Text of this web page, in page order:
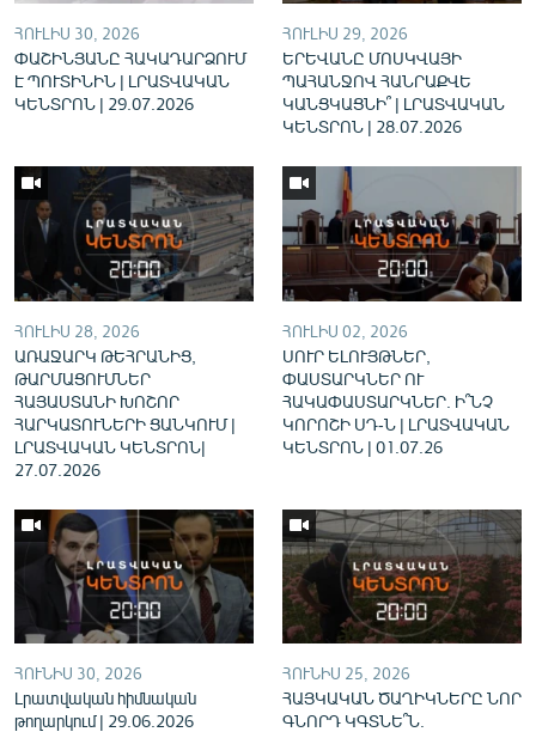
Русский
«Ազատության» բոլոր կայքերը
ՀՈՒԼԻՍ 30, 2026
ՓԱՇԻՆՅԱՆԸ ՀԱԿԱԴԱՐՁՈՒՄ
Է ՊՈՒՏԻՆԻՆ | ԼՐԱՏՎԱԿԱՆ
ԿԵՆՏՐՈՆ | 29.07.2026
ՀՈՒԼԻՍ 29, 2026
ԵՐԵՎԱՆԸ ՄՈՍԿՎԱՅԻ
ՊԱՀԱՆՋՈՎ ՀԱՆՐԱՔՎԵ
ԿԱՆՑԿԱՑՆԻ՞ | ԼՐԱՏՎԱԿԱՆ
ԿԵՆՏՐՈՆ | 28.07.2026
ՀՈՒԼԻՍ 28, 2026
ԱՌԱՋԱՐԿ ԹԵՀՐԱՆԻՑ,
ԹԱՐՄԱՑՈՒՄՆԵՐ
ՀԱՅԱՍՏԱՆԻ ԽՈՇՈՐ
ՀԱՐԿԱՏՈՒՆԵՐԻ ՑԱՆԿՈՒՄ |
ԼՐԱՏՎԱԿԱՆ ԿԵՆՏՐՈՆ|
27.07.2026
ՀՈՒԼԻՍ 02, 2026
ՍՈՒՐ ԵԼՈՒՅԹՆԵՐ,
ՓԱՍՏԱՐԿՆԵՐ ՈՒ
ՀԱԿԱՓԱՍՏԱՐԿՆԵՐ. Ի՞ՆՉ
ԿՈՐՈՇԻ ՍԴ-Ն | ԼՐԱՏՎԱԿԱՆ
ԿԵՆՏՐՈՆ | 01.07.26
ՀՈՒՆԻՍ 30, 2026
Լրատվական հիմնական
թողարկում | 29.06.2026
ՀՈՒՆԻՍ 25, 2026
ՀԱՅԿԱԿԱՆ ԾԱՂԻԿՆԵՐԸ ՆՈՐ
ԳՆՈՐԴ ԿԳՏՆԵ՞Ն.